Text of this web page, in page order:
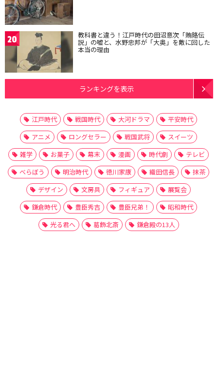
20 教科書と違う！江戸時代の田沼意次「賄賂伝
説」の嘘と、水野忠邦が「大奥」を敵に回した
本当の理由
ランキングを表示
江戸時代 戦国時代 大河ドラマ
平安時代
アニメ
ロングセラー 戦国武将
スイーツ
雑学
お菓子 幕末 漫画 時代劇
テレビ
べらぼう
明治時代 徳川家康 織田信長
抹茶
デザイン
文房具 フィギュア
展覧会
鎌倉時代
豊臣秀吉 豊臣兄弟！
昭和時代
光る君へ
葛飾北斎 鎌倉殿の13人